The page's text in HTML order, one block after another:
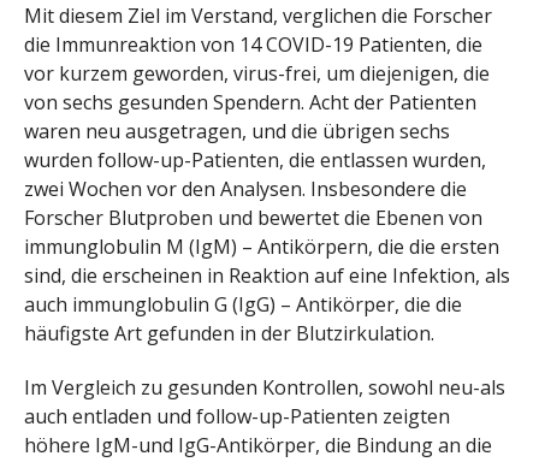
Mit diesem Ziel im Verstand, verglichen die Forscher
die Immunreaktion von 14 COVID-19 Patienten, die
vor kurzem geworden, virus-frei, um diejenigen, die
von sechs gesunden Spendern. Acht der Patienten
waren neu ausgetragen, und die übrigen sechs
wurden follow-up-Patienten, die entlassen wurden,
zwei Wochen vor den Analysen. Insbesondere die
Forscher Blutproben und bewertet die Ebenen von
immunglobulin M (IgM) – Antikörpern, die die ersten
sind, die erscheinen in Reaktion auf eine Infektion, als
auch immunglobulin G (IgG) – Antikörper, die die
häufigste Art gefunden in der Blutzirkulation.
Im Vergleich zu gesunden Kontrollen, sowohl neu-als
auch entladen und follow-up-Patienten zeigten
höhere IgM-und IgG-Antikörper, die Bindung an die